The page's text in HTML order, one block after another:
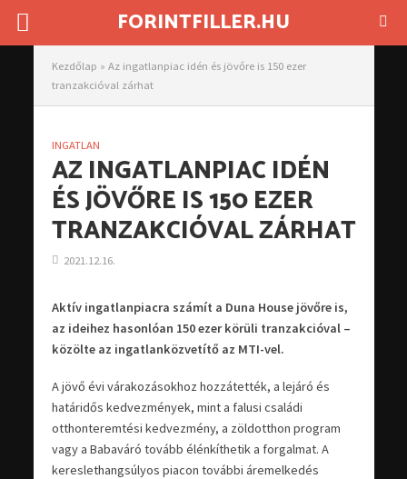
FORINTFILLER.HU
Kezdőlap » Az ingatlanpiac idén és jövőre is 150 ezer
tranzakcióval zárhat
INGATLAN
AZ INGATLANPIAC IDÉN
ÉS JÖVŐRE IS 150 EZER
TRANZAKCIÓVAL ZÁRHAT
2021.12.16.
Aktív ingatlanpiacra számít a Duna House jövőre is,
az ideihez hasonlóan 150 ezer körüli tranzakcióval –
közölte az ingatlanközvetítő az MTI-vel.
A jövő évi várakozásokhoz hozzátették, a lejáró és
határidős kedvezmények, mint a falusi családi
otthonteremtési kedvezmény, a zöldotthon program
vagy a Babaváró tovább élénkíthetik a forgalmat. A
kereslethangsúlyos piacon további áremelkedés